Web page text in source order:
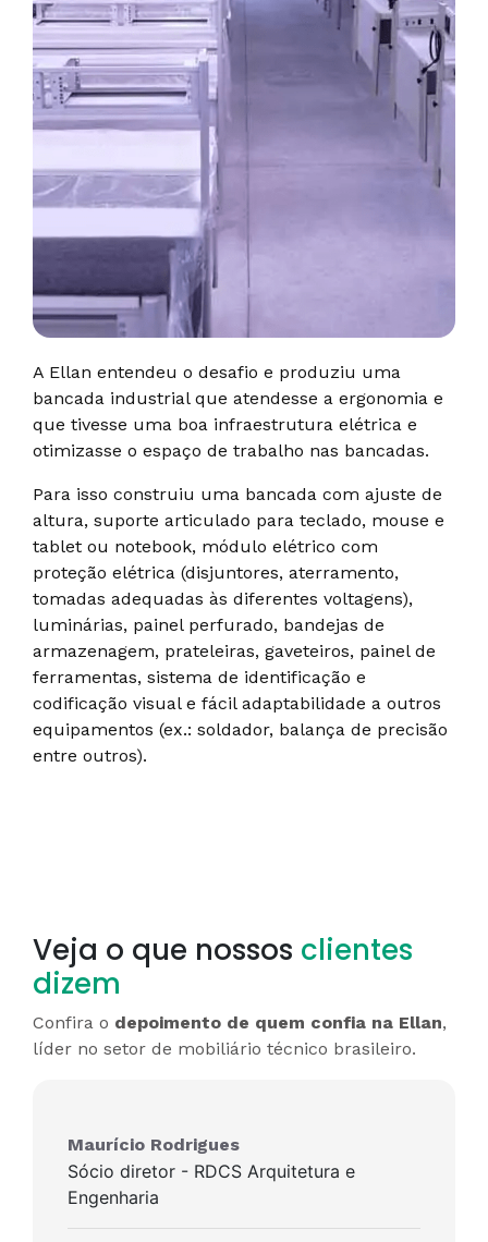
A Ellan entendeu o desafio e produziu uma
bancada industrial que atendesse a ergonomia e
que tivesse uma boa infraestrutura elétrica e
otimizasse o espaço de trabalho nas bancadas.
Para isso construiu uma bancada com ajuste de
altura, suporte articulado para teclado, mouse e
tablet ou notebook, módulo elétrico com
proteção elétrica (disjuntores, aterramento,
tomadas adequadas às diferentes voltagens),
luminárias, painel perfurado, bandejas de
armazenagem, prateleiras, gaveteiros, painel de
ferramentas, sistema de identificação e
codificação visual e fácil adaptabilidade a outros
equipamentos (ex.: soldador, balança de precisão
entre outros).
Veja o que nossos clientes
dizem
Confira o depoimento de quem confia na Ellan,
líder no setor de mobiliário técnico brasileiro.
Maurício Rodrigues
Sócio diretor - RDCS Arquitetura e
Engenharia